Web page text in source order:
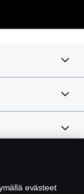
evästeet